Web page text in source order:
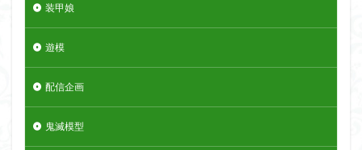
装甲娘
遊模
配信企画
鬼滅模型